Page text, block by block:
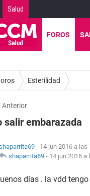
Salud
FOROS
Esterilidad
Anterior
salir embarazada
- 14 jun 2016 a las
shaparrita69 - 14 jun 2016 a
días . la vdd